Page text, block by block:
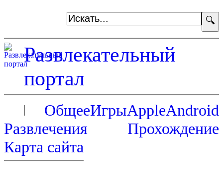
🔍
Развлекательный
портал
ОбщееИгрыAppleAndroid
Развлечения
Прохождение
Карта сайта